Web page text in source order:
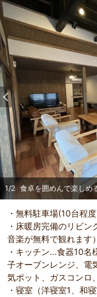
1/2 食卓を囲めんで楽しめ
・無料駐車場(10台程
・床暖房完備のリビン
音楽が無料で観れます）
・キッチン…食器10名
子オーブンレンジ、電
気ポット、ガスコンロ
・寝室（洋寝室1、和寝